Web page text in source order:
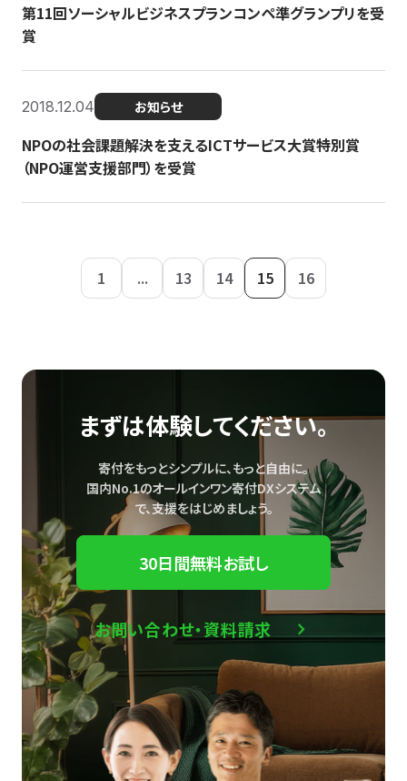
第11回ソーシャルビジネスプランコンペ準グランプリを受
賞
2018.12.04 お知らせ
NPOの社会課題解決を支えるICTサービス大賞特別賞
（NPO運営支援部門）を受賞
1 ... 13 14 15 16
まずは体験してください。
寄付をもっとシンプルに、もっと自由に。
国内No.1のオールインワン寄付DXシステム
で、支援をはじめましょう。
30日間無料お試し
お問い合わせ・資料請求